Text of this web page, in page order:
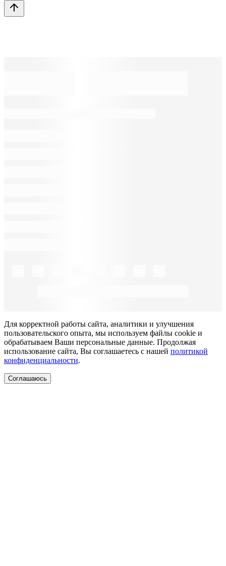
Для корректной работы сайта, аналитики и улучшения
пользовательского опыта, мы используем файлы cookie и
обрабатываем Ваши персональные данные. Продолжая
использование сайта, Вы соглашаетесь с нашей политикой
конфиденциальности.
Соглашаюсь